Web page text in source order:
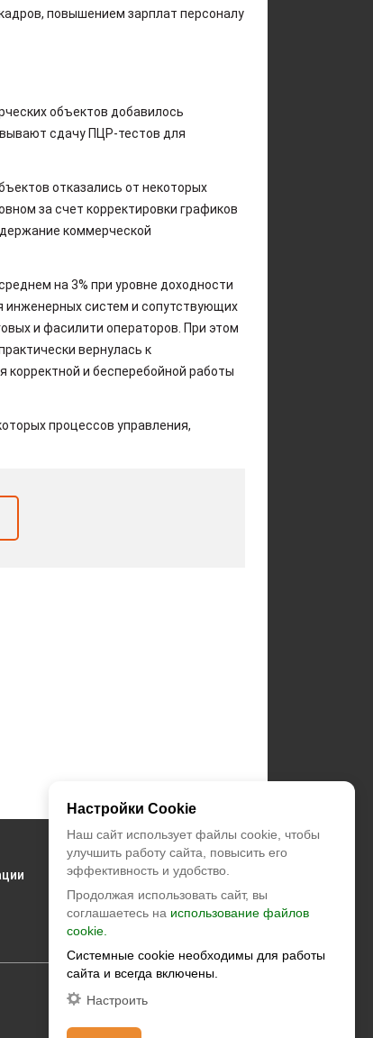
повышением зарплат персоналу
объектов добавилось
сдачу ПЦР-тестов для
отказались от некоторых
за счет корректировки графиков
коммерческой
на 3% при уровне доходности
инженерных систем и сопутствующих
и фасилити операторов. При этом
вернулась к
и бесперебойной работы
процессов управления,
+7 (495) 374-55-85
zakaz@climatstar.ru
Москва
Настройки Cookie
Наш сайт использует файлы cookie, чтобы
улучшить работу сайта, повысить его
эффективность и удобство.
Продолжая использовать сайт, вы
соглашаетесь на использование файлов
cookie.
Системные cookie необходимы для работы
сайта и всегда включены.
Настроить